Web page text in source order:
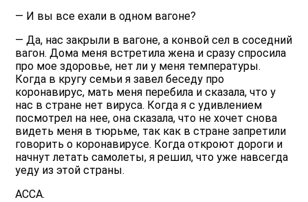
— И вы все ехали в одном вагоне?
— Да, нас закрыли в вагоне, а конвой сел в соседний
вагон. Дома меня встретила жена и сразу спросила
про мое здоровье, нет ли у меня температуры.
Когда в кругу семьи я завел беседу про
коронавирус, мать меня перебила и сказала, что у
нас в стране нет вируса. Когда я с удивлением
посмотрел на нее, она сказала, что не хочет снова
видеть меня в тюрьме, так как в стране запретили
говорить о коронавирусе. Когда откроют дороги и
начнут летать самолеты, я решил, что уже навсегда
уеду из этой страны.
ACCA.